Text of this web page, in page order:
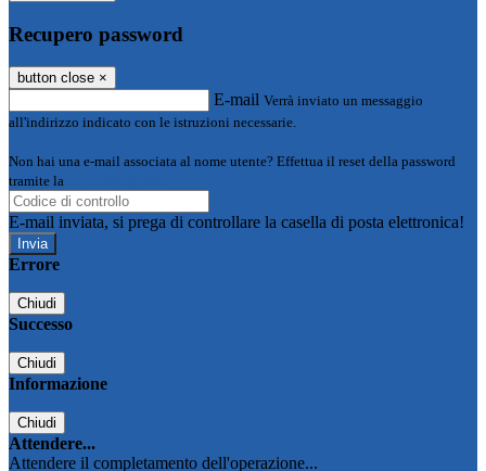
Recupero password
button close ×
E-mail Verrà inviato un messaggio
all'indirizzo indicato con le istruzioni necessarie.
Non hai una e-mail associata al nome utente? Effettua il reset della password
tramite la
E-mail inviata, si prega di controllare la casella di posta elettronica!
Errore
Chiudi
Successo
Chiudi
Informazione
Chiudi
Attendere...
Attendere il completamento dell'operazione...